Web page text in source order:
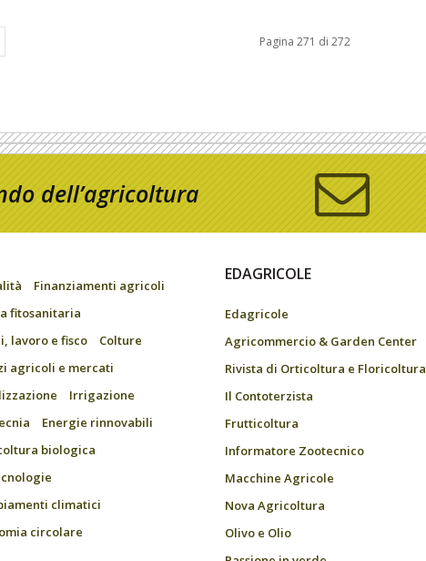
Pagina 271 di 272
dell’agricoltura
Finanziamenti agricoli
fitosanitaria
lavoro e fisco
Colture
agricoli e mercati
Irrigazione
Energie rinnovabili
biologica
climatici
circolare
EDAGRICOLE
Edagricole
Agricommercio & Garden Center
Rivista di Orticoltura e Floricoltura
Il Contoterzista
Frutticoltura
Informatore Zootecnico
Macchine Agricole
Nova Agricoltura
Olivo e Olio